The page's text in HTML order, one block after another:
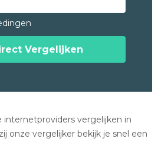
Vergelijken
internetproviders vergelijken in
onze vergelijker bekijk je snel een